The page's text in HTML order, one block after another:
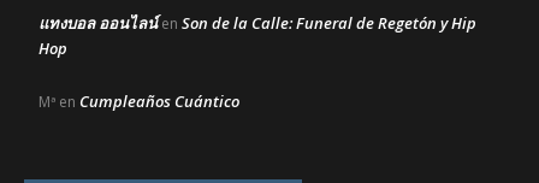
แทงบอล ออนไลน์en Son de la Calle: Funeral de Regetón y Hip
Hop
Mª en Cumpleaños Cuántico